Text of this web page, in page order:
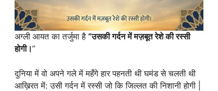
अग्ली आयत का तर्जुमा है “उसकी गर्दन में मज़बूत रेशे की रस्सी
होगी।”
दुनिया में वो अपने गले में महँगे हार पहनती थी घमंड से चलती थी
आख़िरत में: उसी गर्दन में रस्सी जो कि जिल्लत की निशानी होगी |